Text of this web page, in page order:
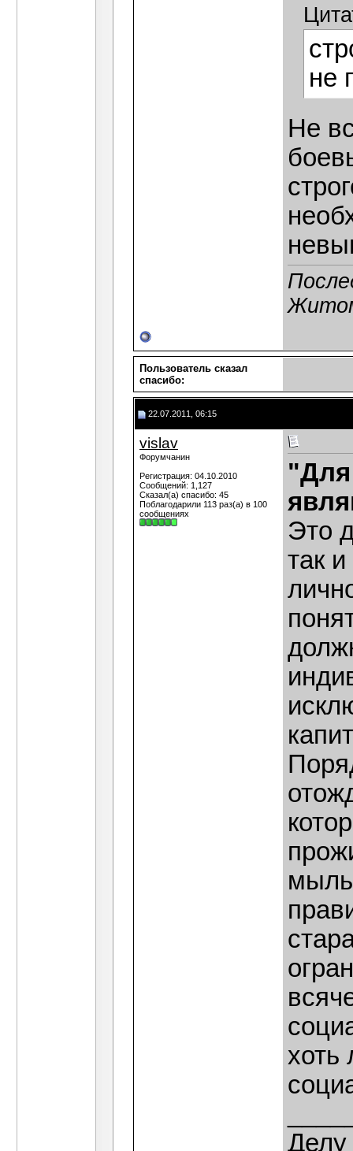
не
Не
Пользователь сказал
cпасибо:
22.07.2011, 06:15
vislav
Форумчанин
Регистрация: 04.10.2010
Сообщений: 1,127
Сказал(а) спасибо: 45
Поблагодарили 113 раз(а) в 100
сообщениях
"Для
Это
так
хоть
Делу